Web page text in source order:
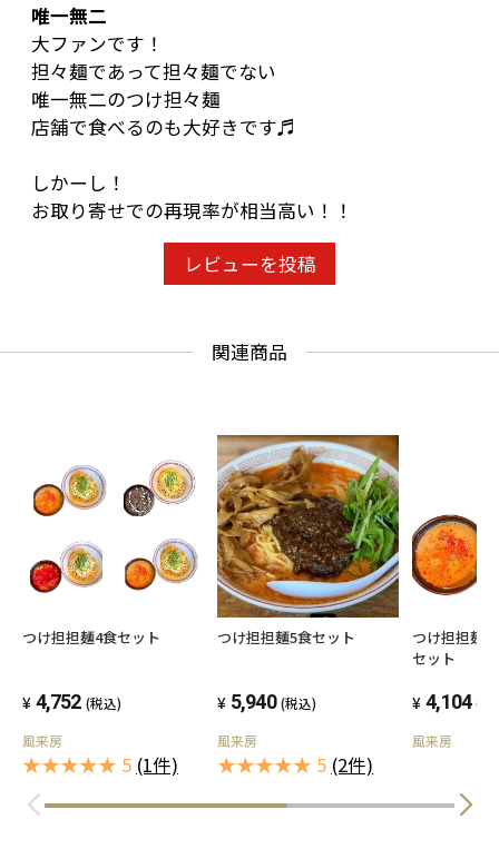
唯一無二
大ファンです！
担々麺であって担々麺でない
唯一無二のつけ担々麺
店舗で食べるのも大好きです♬
しかーし！
お取り寄せでの再現率が相当高い！！
レビューを投稿
関連商品
つけ担担麺4食セット
4,752 (税込)
風来房
★★★★★ 5 (1件)
つけ担担麺5食セット
5,940 (税込)
風来房
★★★★★ 5 (2件)
つけ担担麺3
セット
4,104 (税
風来房